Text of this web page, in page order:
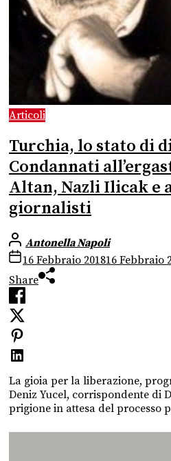
Articoli
Turchia, lo stato di
Condannati
Altan, Nazli Ilicak e
giornalisti
Antonella Napoli
16 Febbraio 201816 Febbraio
Share
La gioia per la liberazione,
Deniz Yucel, corrispondente di
prigione in attesa del processo